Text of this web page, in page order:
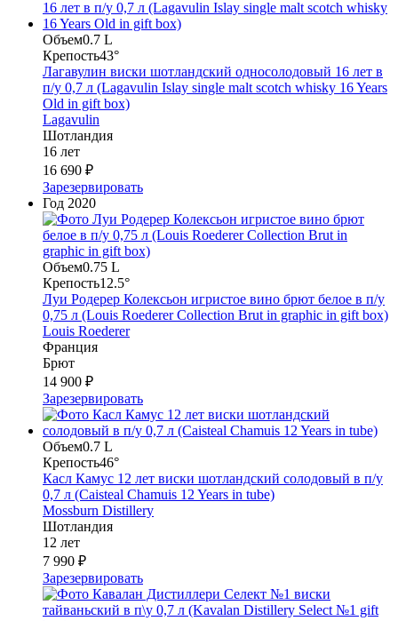
Объем0.7 L
Крепость43°
Лагавулин виски шотландский односолодовый 16 лет в
п/у 0,7 л (Lagavulin Islay single malt scotch whisky 16 Years
Old in gift box)
Lagavulin
Шотландия
16 лет
16 690 ₽
Зарезервировать
Год 2020
Объем0.75 L
Крепость12.5°
Луи Родерер Колексьон игристое вино брют белое в п/у
0,75 л (Louis Roederer Collection Brut in graphic in gift box)
Louis Roederer
Франция
Брют
14 900 ₽
Зарезервировать
Объем0.7 L
Крепость46°
Касл Камус 12 лет виски шотландский солодовый в п/у
0,7 л (Caisteal Chamuis 12 Years in tube)
Mossburn Distillery
Шотландия
12 лет
7 990 ₽
Зарезервировать